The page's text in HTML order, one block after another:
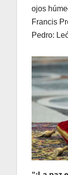
ojos
Francis
Pedro: